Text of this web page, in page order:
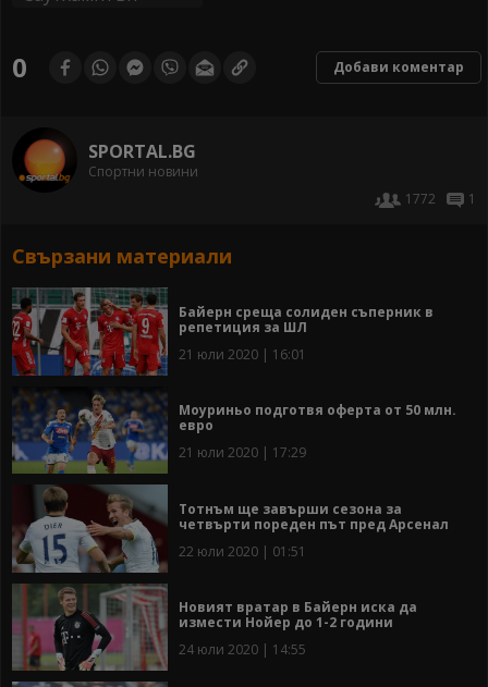
0 Добави коментар
SPORTAL.BG
Спортни новини
1772
1
Свързани материали
Байерн среща солиден съперник в
репетиция за ШЛ
21 юли 2020 | 16:01
Моуриньо подготвя оферта от 50 млн.
евро
21 юли 2020 | 17:29
Тотнъм ще завърши сезона за
четвърти пореден път пред Арсенал
22 юли 2020 | 01:51
Новият вратар в Байерн иска да
измести Нойер до 1-2 години
24 юли 2020 | 14:55